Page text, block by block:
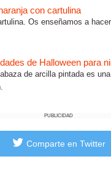
con cartulina
Os enseñamos a
de Halloween para
de arcilla pintada es
PUBLICIDAD
Comparte en Twitter